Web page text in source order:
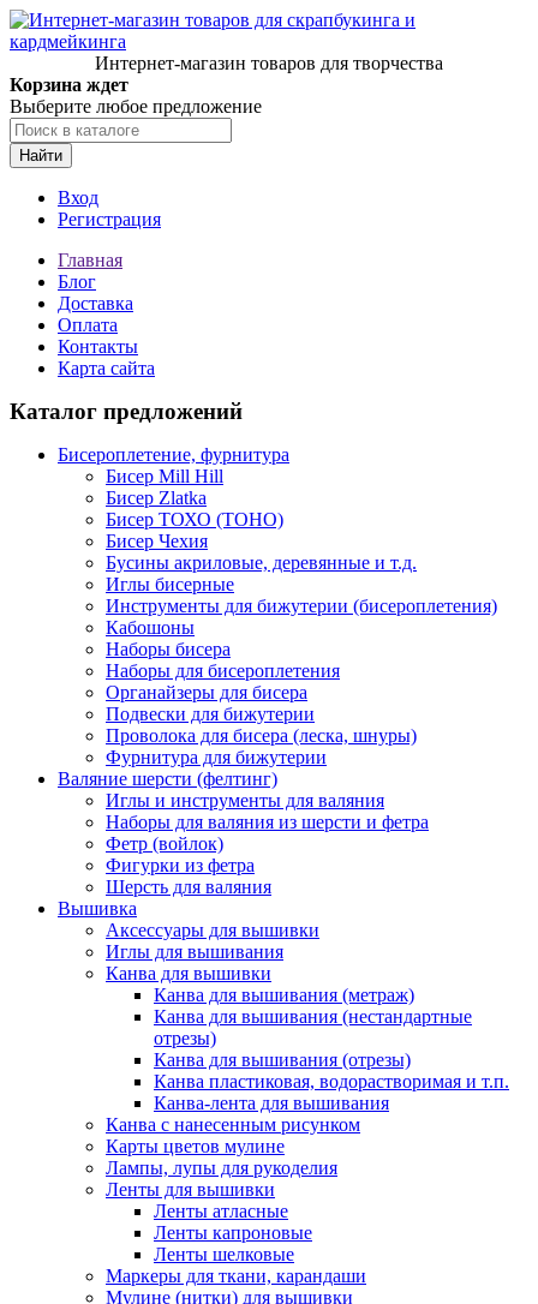
Интернет-магазин товаров для творчества
Корзина ждет
Выберите любое предложение
Найти
Вход
Регистрация
Главная
Блог
Доставка
Оплата
Контакты
Карта сайта
Каталог предложений
Бисероплетение, фурнитура
Бисер Mill Hill
Бисер Zlatka
Бисер ТОХО (TOHO)
Бисер Чехия
Бусины акриловые, деревянные и т.д.
Иглы бисерные
Инструменты для бижутерии (бисероплетения)
Кабошоны
Наборы бисера
Наборы для бисероплетения
Органайзеры для бисера
Подвески для бижутерии
Проволока для бисера (леска, шнуры)
Фурнитура для бижутерии
Валяние шерсти (фелтинг)
Иглы и инструменты для валяния
Наборы для валяния из шерсти и фетра
Фетр (войлок)
Фигурки из фетра
Шерсть для валяния
Вышивка
Аксессуары для вышивки
Иглы для вышивания
Канва для вышивки
Канва для вышивания (метраж)
Канва для вышивания (нестандартные
отрезы)
Канва для вышивания (отрезы)
Канва пластиковая, водорастворимая и т.п.
Канва-лента для вышивания
Канва с нанесенным рисунком
Карты цветов мулине
Лампы, лупы для рукоделия
Ленты для вышивки
Ленты атласные
Ленты капроновые
Ленты шелковые
Маркеры для ткани, карандаши
Мулине (нитки) для вышивки